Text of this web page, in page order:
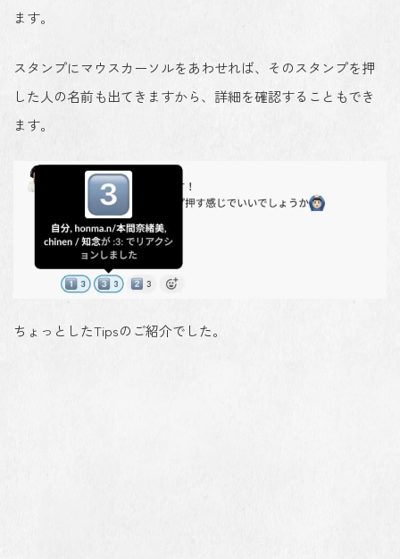
ます。
スタンプにマウスカーソルをあわせれば、そのスタンプを押
した人の名前も出てきますから、詳細を確認することもでき
ます。
ちょっとしたTipsのご紹介でした。